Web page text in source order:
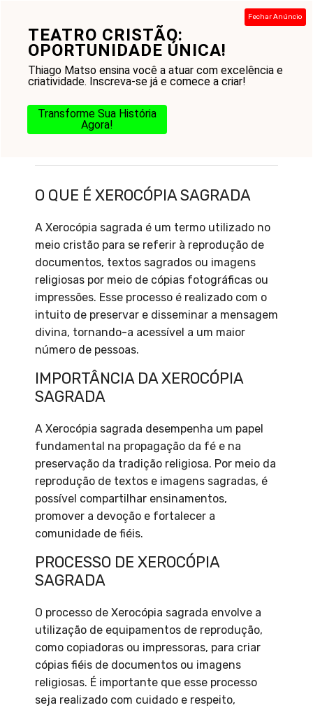
TEATRO CRISTÃO:
OPORTUNIDADE ÚNICA!
Thiago Matso ensina você a atuar com excelência e
criatividade. Inscreva-se já e comece a criar!
Transforme Sua História
Agora!
Fechar Anúncio
conteúdo
O QUE É XEROCÓPIA SAGRADA
A Xerocópia sagrada é um termo utilizado no
meio cristão para se referir à reprodução de
documentos, textos sagrados ou imagens
religiosas por meio de cópias fotográficas ou
impressões. Esse processo é realizado com o
intuito de preservar e disseminar a mensagem
divina, tornando-a acessível a um maior
número de pessoas.
IMPORTÂNCIA DA XEROCÓPIA
SAGRADA
A Xerocópia sagrada desempenha um papel
fundamental na propagação da fé e na
preservação da tradição religiosa. Por meio da
reprodução de textos e imagens sagradas, é
possível compartilhar ensinamentos,
promover a devoção e fortalecer a
comunidade de fiéis.
PROCESSO DE XEROCÓPIA
SAGRADA
O processo de Xerocópia sagrada envolve a
utilização de equipamentos de reprodução,
como copiadoras ou impressoras, para criar
cópias fiéis de documentos ou imagens
religiosas. É importante que esse processo
seja realizado com cuidado e respeito,